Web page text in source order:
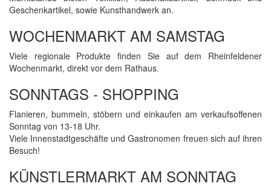
Geschenkartikel, sowie Kunsthandwerk an.
WOCHENMARKT AM SAMSTAG
Viele regionale Produkte finden Sie auf dem Rheinfeldener
Wochenmarkt, direkt vor dem Rathaus.
SONNTAGS - SHOPPING
Flanieren, bummeln, stöbern und einkaufen am verkaufsoffenen
Sonntag von 13-18 Uhr.
Viele Innenstadtgeschäfte und Gastronomen freuen sich auf ihren
Besuch!
KÜNSTLERMARKT AM SONNTAG